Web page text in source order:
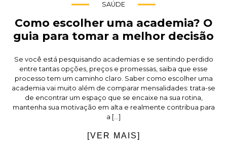
SAÚDE
Como escolher uma academia? O
guia para tomar a melhor decisão
Se você está pesquisando academias e se sentindo perdido
entre tantas opções, preços e promessas, saiba que esse
processo tem um caminho claro. Saber como escolher uma
academia vai muito além de comparar mensalidades: trata-se
de encontrar um espaço que se encaixe na sua rotina,
mantenha sua motivação em alta e realmente contribua para
a […]
[VER MAIS]